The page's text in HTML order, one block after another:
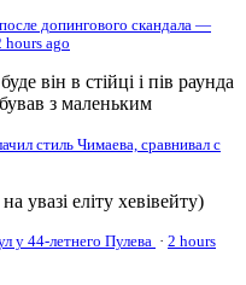
допингового скандала —
hours ago
він в стійці і пів раунда
з маленьким
стиль Чимаева, сравнивал с
увазі еліту хевівейту)
у 44-летнего Пулева · 2 hours